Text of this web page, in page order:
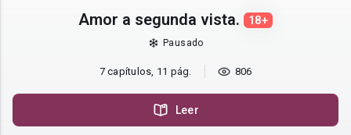
Amor a segunda vista. 18+
Pausado
7 capítulos, 11 pág. 806
Leer